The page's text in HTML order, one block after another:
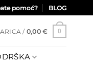
pomoć? BLOG
/ 0,00 € 0